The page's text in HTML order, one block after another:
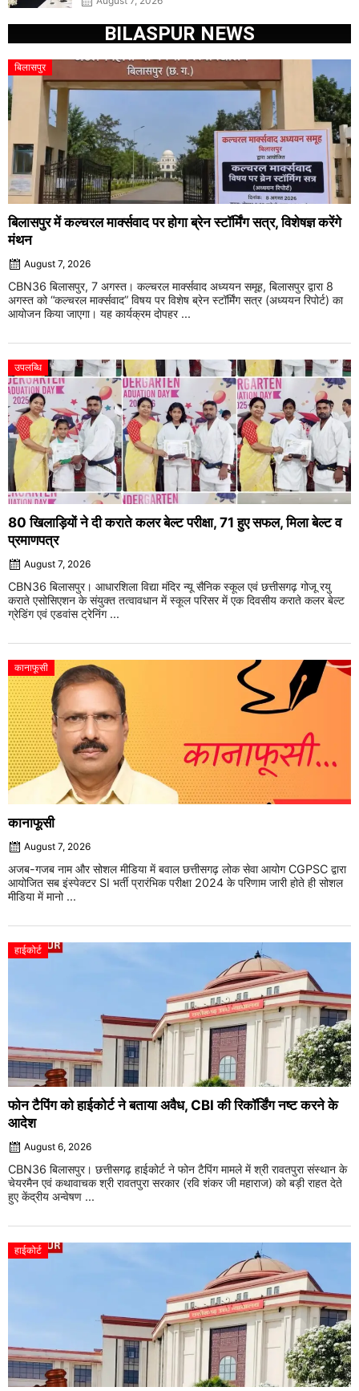
BILASPUR NEWS
बिलासपुर
बिलासपुर में कल्चरल मार्क्सवाद पर होगा ब्रेन स्टॉर्मिंग सत्र, विशेषज्ञ करेंगे
मंथन
August 7, 2026
CBN36 बिलासपुर, 7 अगस्त। कल्चरल मार्क्सवाद अध्ययन समूह, बिलासपुर द्वारा 8
अगस्त को “कल्चरल मार्क्सवाद” विषय पर विशेष ब्रेन स्टॉर्मिंग सत्र (अध्ययन रिपोर्ट) का
आयोजन किया जाएगा। यह कार्यक्रम दोपहर ...
उपलब्धि
80 खिलाड़ियों ने दी कराते कलर बेल्ट परीक्षा, 71 हुए सफल, मिला बेल्ट व
प्रमाणपत्र
August 7, 2026
CBN36 बिलासपुर। आधारशिला विद्या मंदिर न्यू सैनिक स्कूल एवं छत्तीसगढ़ गोजू रयु
कराते एसोसिएशन के संयुक्त तत्वावधान में स्कूल परिसर में एक दिवसीय कराते कलर बेल्ट
ग्रेडिंग एवं एडवांस ट्रेनिंग ...
कानाफूसी
कानाफूसी
August 7, 2026
अजब-गजब नाम और सोशल मीडिया में बवाल छत्तीसगढ़ लोक सेवा आयोग CGPSC द्वारा
आयोजित सब इंस्पेक्टर SI भर्ती प्रारंभिक परीक्षा 2024 के परिणाम जारी होते ही सोशल
मीडिया में मानो ...
हाईकोर्ट
फोन टैपिंग को हाईकोर्ट ने बताया अवैध, CBI की रिकॉर्डिंग नष्ट करने के
आदेश
August 6, 2026
CBN36 बिलासपुर। छत्तीसगढ़ हाईकोर्ट ने फोन टैपिंग मामले में श्री रावतपुरा संस्थान के
चेयरमैन एवं कथावाचक श्री रावतपुरा सरकार (रवि शंकर जी महाराज) को बड़ी राहत देते
हुए केंद्रीय अन्वेषण ...
हाईकोर्ट